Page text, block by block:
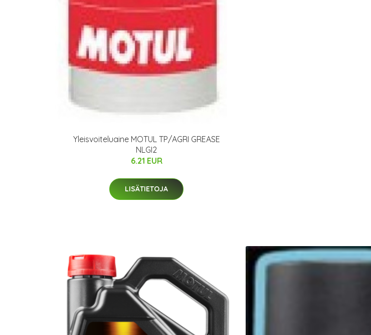
Yleisvoiteluaine MOTUL TP/AGRI GREASE
NLGI2
6.21 EUR
LISÄTIETOJA